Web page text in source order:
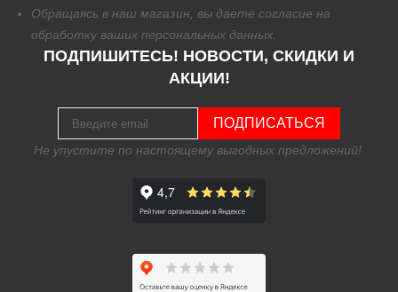
Обращаясь в наш магазин, вы даете согласие на
обработку ваших персональных данных.
ПОДПИШИТЕСЬ! НОВОСТИ, СКИДКИ И
АКЦИИ!
ПОДПИСАТЬСЯ
Не упустите по настоящему выгодных предложений!